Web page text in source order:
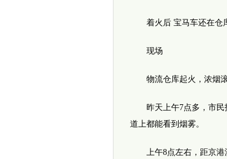
着火后 宝马车还在仓
现场
物流仓库起火，浓烟
昨天上午7点多，市民
道上都能看到烟雾。
上午8点左右，距京港